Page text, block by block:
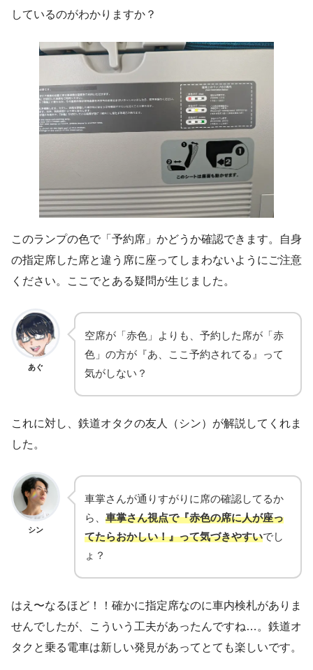
しているのがわかりますか？
このランプの色で「予約席」かどうか確認できます。自身
の指定席した席と違う席に座ってしまわないようにご注意
ください。ここでとある疑問が生じました。
あぐ
空席が「赤色」よりも、予約した席が「赤
色」の方が『あ、ここ予約されてる』って
気がしない？
これに対し、鉄道オタクの友人（シン）が解説してくれま
した。
シン
車掌さんが通りすがりに席の確認してるか
ら、 車掌さん視点で『赤色の席に人が座っ
てたらおかしい！』って気づきやすいでし
ょ？
はえ〜なるほど！！確かに指定席なのに車内検札がありま
せんでしたが、こういう工夫があったんですね…。鉄道オ
タクと乗る電車は新しい発見があってとても楽しいです。